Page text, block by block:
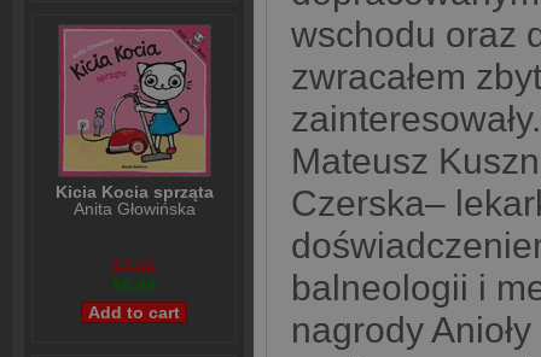
Kicia Kocia sprząta
Anita Głowińska
$7,99
$5,99
wschodu oraz
zwracałem
Mateusz
Czerska–
balneologii i
nagrody